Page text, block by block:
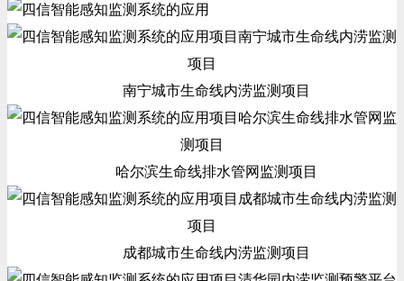
南宁城市生命线内涝监测项目
哈尔滨生命线排水管网监测项目
成都城市生命线内涝监测项目